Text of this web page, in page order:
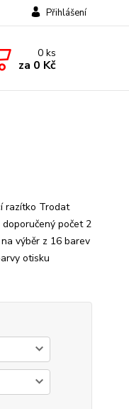
Přihlášení
0ks
za 0 Kč
razítko Trodat
počet 2
výběr z 16 barev
otisku